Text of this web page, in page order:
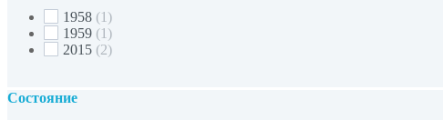
1958 (1)
1959 (1)
2015 (2)
Состояние